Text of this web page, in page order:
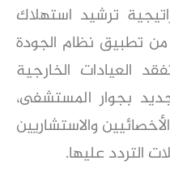
ترشيد استهلاك
من تطبيق نظام الجودة
العيادات الخارجية
بجوار المستشفى،
والاستشاريين
التردد عليها.